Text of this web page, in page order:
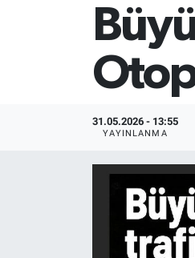
31.05.2026 - 13:55
YAYINLANMA
Alış-Veriş/İş dünyası
Eskişehirspor Arşivi
Eskişehir Arşivi
Kültür Sanat
Süper Lig Puan
Tüm Manşetler
Son Dakika Haberleri
Haber Arşivi